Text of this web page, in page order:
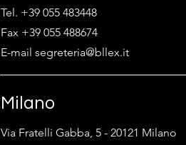
Tel. +39 055 483448
Fax +39 055 488674
E-mail segreteria@bllex.it
Milano
Via Fratelli Gabba, 5 - 20121 Milano